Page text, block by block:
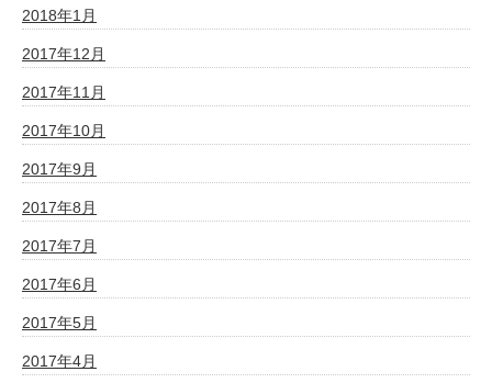
2018年1月
2017年12月
2017年11月
2017年10月
2017年9月
2017年8月
2017年7月
2017年6月
2017年5月
2017年4月